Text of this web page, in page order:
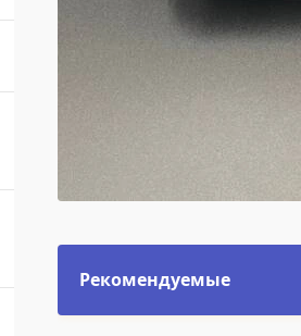
Рекомендуемые